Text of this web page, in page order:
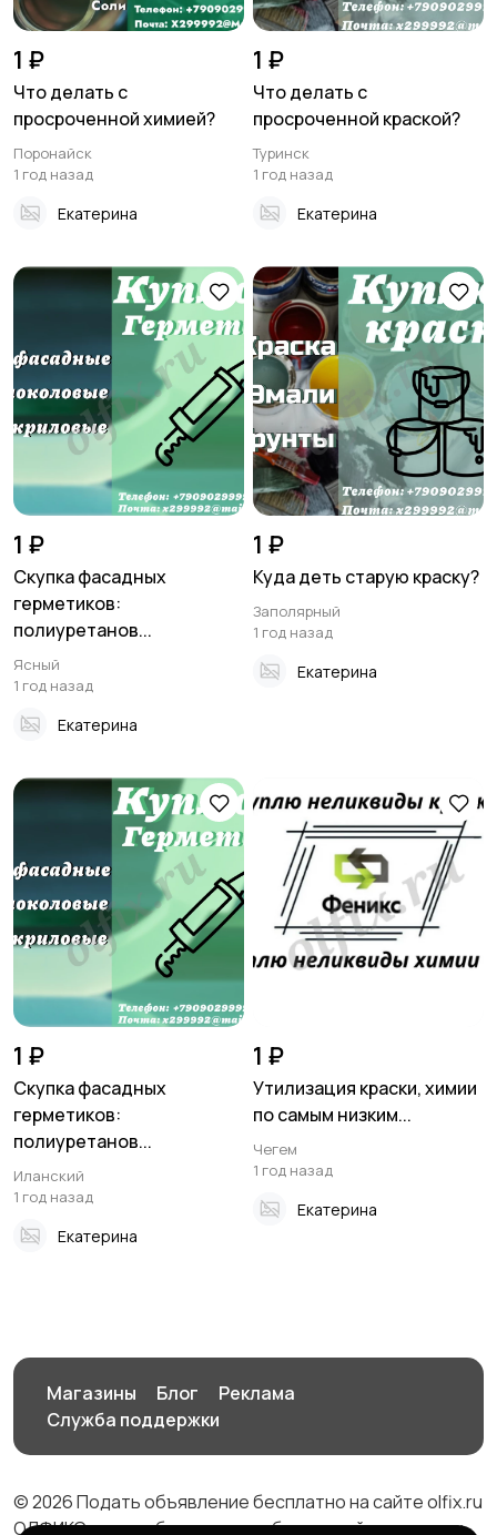
1 ₽
Что делать с
просроченной химией?
Поронайск
1 год назад
Екатерина
1 ₽
Что делать с
просроченной краской?
Туринск
1 год назад
Екатерина
1 ₽
Скупка фасадных
герметиков:
полиуретанов...
Ясный
1 год назад
Екатерина
1 ₽
Куда деть старую краску?
Заполярный
1 год назад
Екатерина
1 ₽
Скупка фасадных
герметиков:
полиуретанов...
Иланский
1 год назад
Екатерина
1 ₽
Утилизация краски, химии
по самым низким...
Чегем
1 год назад
Екатерина
Магазины Блог
Реклама
Служба поддержки
© 2026 Подать объявление бесплатно на сайте olfix.ru
ОЛФИКС - доска беспалтных объявлений от частных